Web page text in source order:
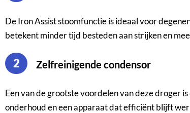
De Iron Assist stoomfunctie is ideaal voor
betekent minder tijd besteden aan strijken en
2 Zelfreinigende condensor
Een van de grootste voordelen van deze droger
onderhoud en een apparaat dat efficiënt blijft